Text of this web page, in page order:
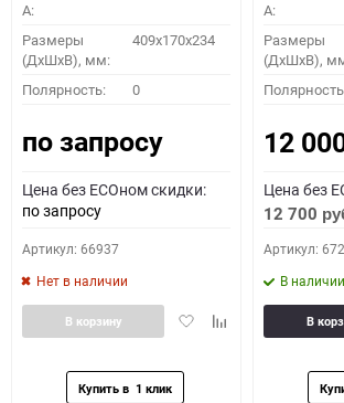
A:
Размеры
(ДхШхВ), мм:
409x170x234
Полярность: 0
по запросу
Цена без ECOном скидки:
по запросу
Артикул: 66937
Нет в наличии
ДобавитьДобавить
В корзину
A:
Размеры
(ДхШхВ),
12
Цена без
12 700
Артикул:
В наличии
В